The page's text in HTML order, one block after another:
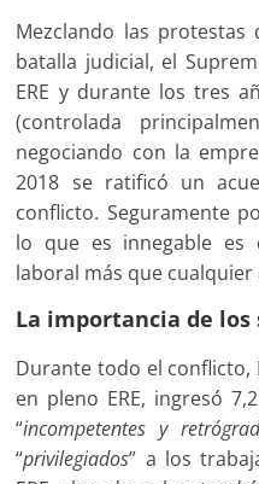
Mezclando las
batalla judicial, el
ERE y durante los tres
(controlada
negociando con la
2018 se ratificó un
conflicto. Seguramente
lo que es innegable es
laboral más que cualquier
La importancia de los
Durante todo el conflicto,
en pleno ERE, ingresó
“incompetentes y
“privilegiados” a los